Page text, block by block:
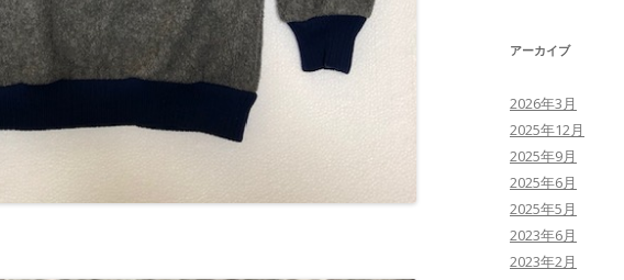
アーカイブ
2026年3月
2025年12月
2025年9月
2025年6月
2025年5月
2023年6月
2023年2月